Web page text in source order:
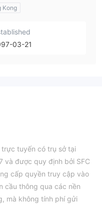
Kong
03-21
trực tuyến có trụ sở tại
và được quy định bởi SFC
cấp quyền truy cập vào
cầu thông qua các nền
mà không tính phí gửi